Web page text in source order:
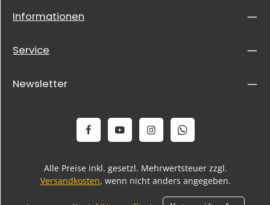
Informationen
Service
Newsletter
Alle Preise inkl. gesetzl. Mehrwertsteuer zzgl.
Versandkosten, wenn nicht anders angegeben.